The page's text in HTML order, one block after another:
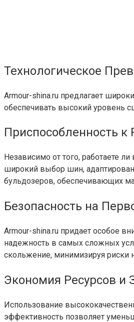
Технологическое
Armour-shina.ru предлагает
обеспечивать высокий уровень
Приспособленность
Независимо от того, работаете
широкий выбор шин,
бульдозеров, обеспечивающих
Безопасность на
Armour-shina.ru придает особое
надежность в самых сложных
скольжение, минимизируя риски
Экономия Ресурсов и
Использование
эффективность позволяет